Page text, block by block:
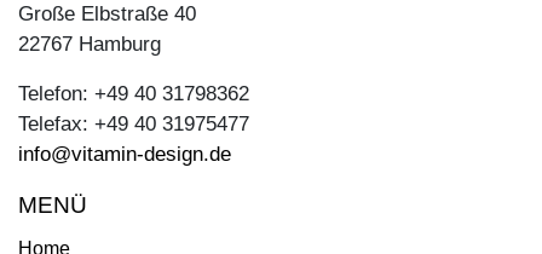
Große Elbstraße 40
22767 Hamburg
Telefon: +49 40 31798362
Telefax: +49 40 31975477
info@vitamin-design.de
MENÜ
Home